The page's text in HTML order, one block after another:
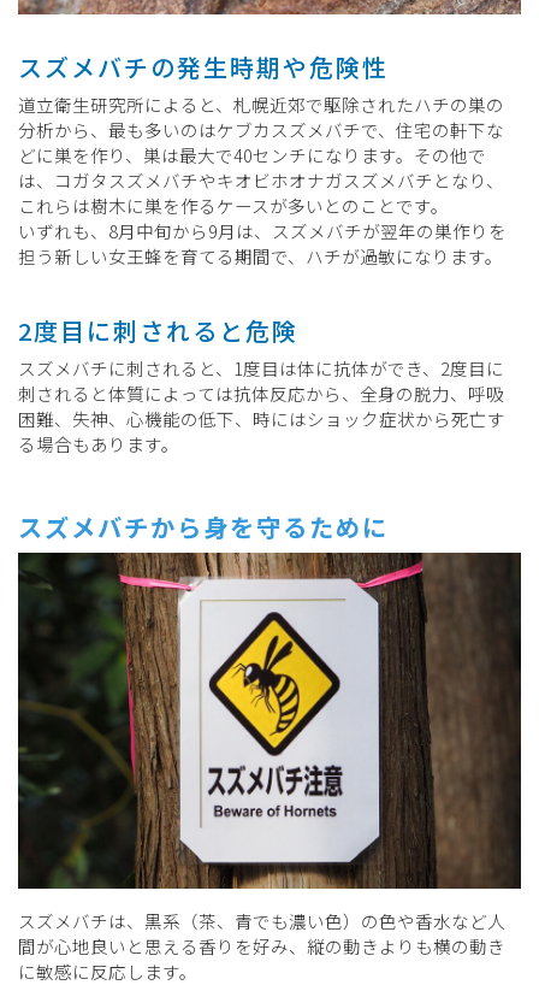
スズメバチの発生時期や危険性
道立衛生研究所によると、札幌近郊で駆除されたハチの巣の
分析から、最も多いのはケブカスズメバチで、住宅の軒下な
どに巣を作り、巣は最大で40センチになります。その他で
は、コガタスズメバチやキオビホオナガスズメバチとなり、
これらは樹木に巣を作るケースが多いとのことです。
いずれも、8月中旬から9月は、スズメバチが翌年の巣作りを
担う新しい女王蜂を育てる期間で、ハチが過敏になります。
2度目に刺されると危険
スズメバチに刺されると、1度目は体に抗体ができ、2度目に
刺されると体質によっては抗体反応から、全身の脱力、呼吸
困難、失神、心機能の低下、時にはショック症状から死亡す
る場合もあります。
スズメバチから身を守るために
スズメバチは、黒系（茶、青でも濃い色）の色や香水など人
間が心地良いと思える香りを好み、縦の動きよりも横の動き
に敏感に反応します。